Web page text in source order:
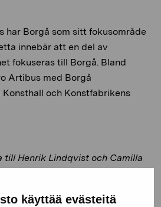
käyttää evästeitä
har Borgå som sitt fokusområde
innebär att en del av
fokuseras till Borgå. Bland
Artibus med Borgå
och Konstfabrikens
till Henrik Lindqvist och Camilla